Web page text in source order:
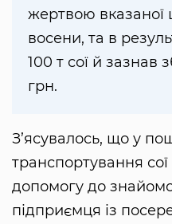
жертвою вказаної
восени, та в
100 т сої й зазнав
грн.
З’ясувалось, що у
транспортування
допомогу до
підприємця із